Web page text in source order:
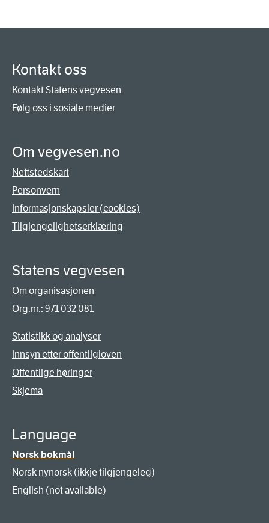
Kontakt oss
Kontakt Statens vegvesen
Følg oss i sosiale medier
Om vegvesen.no
Nettstedskart
Personvern
Informasjonskapsler (cookies)
Tilgjengelighetserklæring
Statens vegvesen
Om organisasjonen
Org.nr.: 971 032 081
Statistikk og analyser
Innsyn etter offentligloven
Offentlige høringer
Skjema
Language
Norsk bokmål
Norsk nynorsk (ikkje tilgjengeleg)
English (not available)